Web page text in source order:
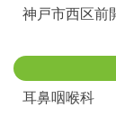
神戸市西区前
耳鼻咽喉科